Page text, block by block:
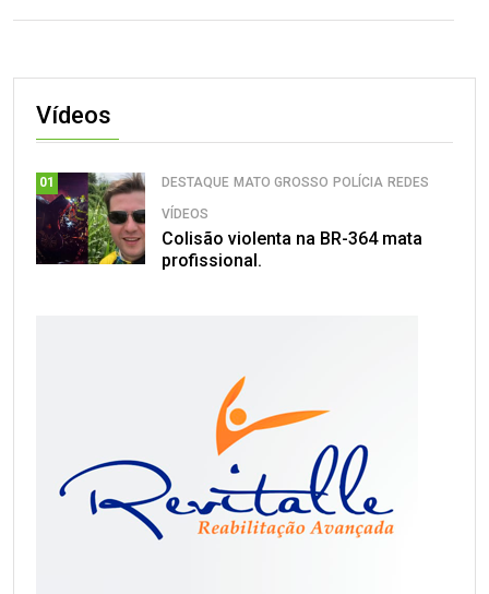
Vídeos
01 DESTAQUE MATO GROSSO POLÍCIA REDES
VÍDEOS
Colisão violenta na BR-364 mata
profissional.